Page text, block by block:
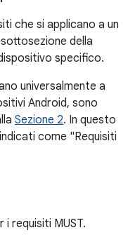
che si applicano a un
della
specifico.
universalmente a
Android, sono
Sezione 2. In questo
come "Requisiti
requisiti MUST.